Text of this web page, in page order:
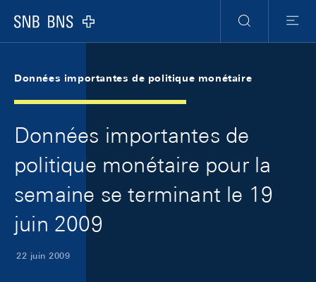
Logo
RechercheMenu
Données importantes de politique monétaire
Données importantes de
politique monétaire pour la
semaine se terminant le 19
juin 2009
22 juin 2009